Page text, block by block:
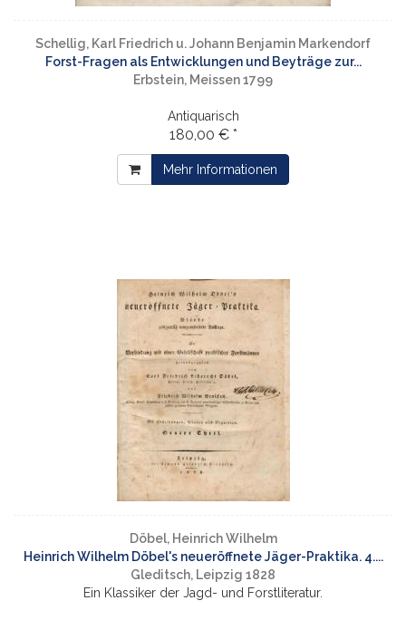
Schellig, Karl Friedrich u. Johann Benjamin Markendorf
Forst-Fragen als Entwicklungen und Beyträge zur...
Erbstein, Meissen 1799
Antiquarisch
180,00 € *
Mehr Informationen
Döbel, Heinrich Wilhelm
Heinrich Wilhelm Döbel's neueröffnete Jäger-Praktika. 4....
Gleditsch, Leipzig 1828
Ein Klassiker der Jagd- und Forstliteratur.